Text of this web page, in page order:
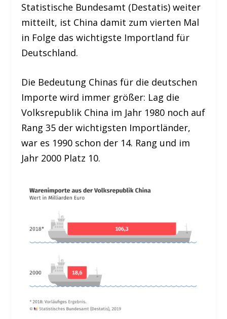
Statistische Bundesamt (Destatis) weiter
mitteilt, ist China damit zum vierten Mal
in Folge das wichtigste Importland für
Deutschland.
Die Bedeutung Chinas für die deutschen
Importe wird immer größer: Lag die
Volksrepublik China im Jahr 1980 noch auf
Rang 35 der wichtigsten Importländer,
war es 1990 schon der 14. Rang und im
Jahr 2000 Platz 10.